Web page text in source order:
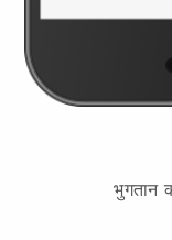
भुगतान